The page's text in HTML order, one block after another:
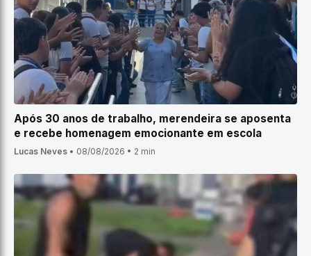
Após 30 anos de trabalho, merendeira se aposenta
e recebe homenagem emocionante em escola
Lucas Neves • 08/08/2026 • 2 min